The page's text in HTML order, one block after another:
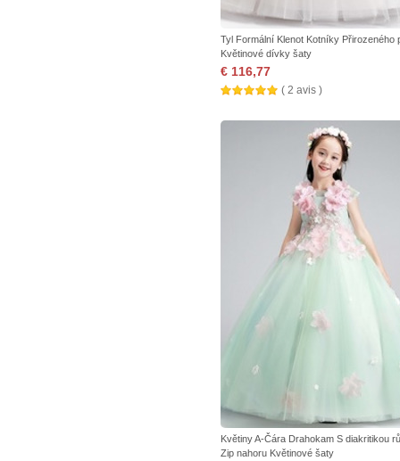
Tyl Formální Klenot Kotníky Přirozeného
Květinové dívky šaty
€ 116,77
( 2 avis )
Květiny A-Čára Drahokam S diakritikou
Zip nahoru Květinové šaty